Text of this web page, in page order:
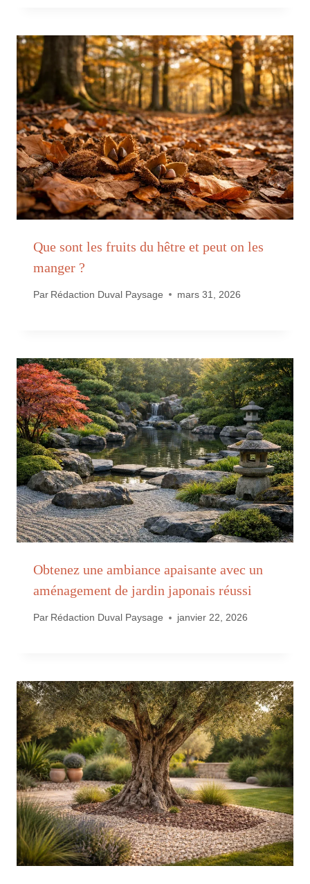
Que sont les fruits du hêtre et peut on les
manger ?
Par Rédaction Duval Paysage mars 31, 2026
Obtenez une ambiance apaisante avec un
aménagement de jardin japonais réussi
Par Rédaction Duval Paysage janvier 22, 2026